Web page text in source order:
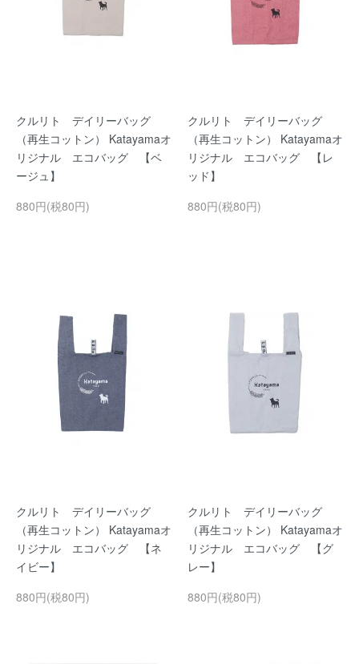
クルリト デイリーバッグ
（再生コットン） Katayamaオ
リジナル エコバッグ 【ベ
ージュ】
880円(税80円)
クルリト デイリーバッグ
（再生コットン） Katayamaオ
リジナル エコバッグ 【レ
ッド】
880円(税80円)
クルリト デイリーバッグ
（再生コットン） Katayamaオ
リジナル エコバッグ 【ネ
イビー】
880円(税80円)
クルリト デイリーバッグ
（再生コットン） Katayamaオ
リジナル エコバッグ 【グ
レー】
880円(税80円)